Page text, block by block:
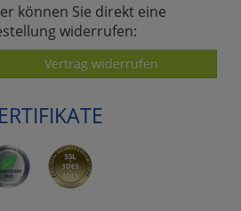
können Sie direkt eine
widerrufen:
Vertrag widerrufen